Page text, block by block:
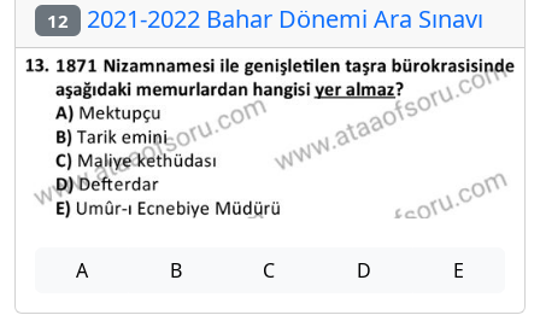
12 2021-2022 Bahar Dönemi Ara Sınavı
A B C D E